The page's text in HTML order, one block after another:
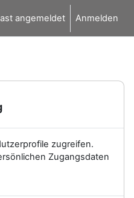
angemeldet Anmelden
zugreifen.
Zugangsdaten